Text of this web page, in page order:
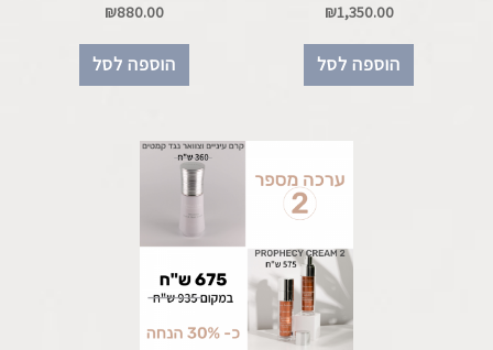
₪1,350.00
הוספה לסל
₪880.00
הוספה לסל